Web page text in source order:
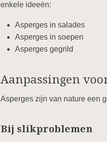
enkele ideeën:
Asperges in salades
Asperges in soepen
Asperges gegrild
Aanpassingen
Asperges zijn van nature een
Bij slikproblemen